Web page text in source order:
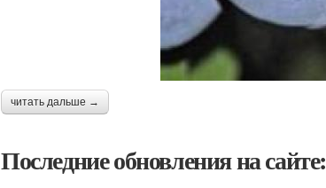
читать дальше →
Последние обновления на сайте: